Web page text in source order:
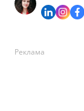
Реклама